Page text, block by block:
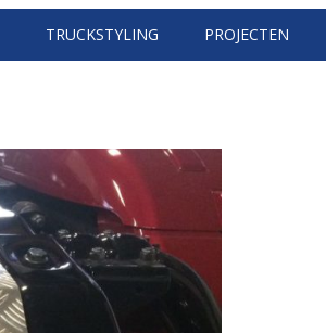
TRUCKSTYLING PROJECTEN